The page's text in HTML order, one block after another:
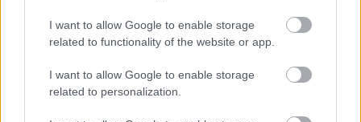
I want to allow Google to enable storage
related to functionality of the website or app.
I want to allow Google to enable storage
related to personalization.